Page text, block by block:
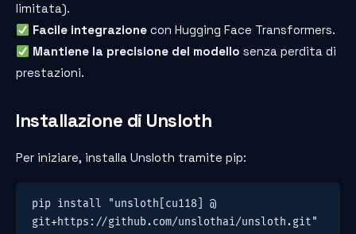
limitata).
Facile integrazione con Hugging Face Transformers.
Mantiene la precisione del modello senza perdita di
prestazioni.
Installazione di Unsloth
Per iniziare, installa Unsloth tramite pip:
pip install "unsloth[cu118] @
git+https://github.com/unslothai/unsloth.git"